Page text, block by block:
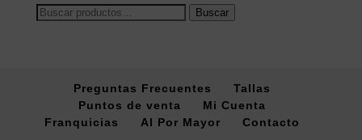
Buscar
Buscar
Preguntas Frecuentes
Tallas
Puntos de venta
Mi Cuenta
Franquicias
Al Por Mayor Contacto